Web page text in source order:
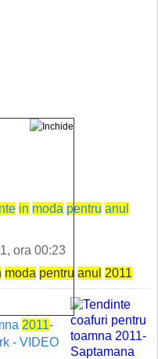
te in moda pentru anul
ora 00:23
moda pentru anul 2011
2011-
- VIDEO